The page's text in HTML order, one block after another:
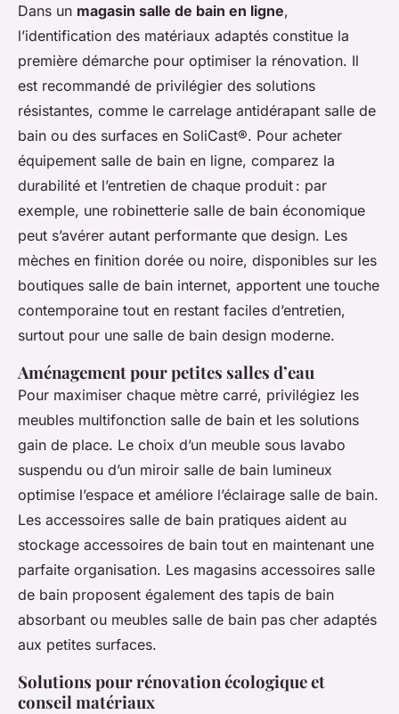
Dans un magasin salle de bain en ligne,
l’identification des matériaux adaptés constitue la
première démarche pour optimiser la rénovation. Il
est recommandé de privilégier des solutions
résistantes, comme le carrelage antidérapant salle de
bain ou des surfaces en SoliCast®. Pour acheter
équipement salle de bain en ligne, comparez la
durabilité et l’entretien de chaque produit : par
exemple, une robinetterie salle de bain économique
peut s’avérer autant performante que design. Les
mèches en finition dorée ou noire, disponibles sur les
boutiques salle de bain internet, apportent une touche
contemporaine tout en restant faciles d’entretien,
surtout pour une salle de bain design moderne.
Aménagement pour petites salles d’eau
Pour maximiser chaque mètre carré, privilégiez les
meubles multifonction salle de bain et les solutions
gain de place. Le choix d’un meuble sous lavabo
suspendu ou d’un miroir salle de bain lumineux
optimise l’espace et améliore l’éclairage salle de bain.
Les accessoires salle de bain pratiques aident au
stockage accessoires de bain tout en maintenant une
parfaite organisation. Les magasins accessoires salle
de bain proposent également des tapis de bain
absorbant ou meubles salle de bain pas cher adaptés
aux petites surfaces.
Solutions pour rénovation écologique et
conseil matériaux